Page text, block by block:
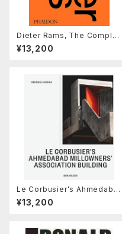
Dieter Rams, The Complet
e Works
¥13,200
Le Corbusier's Ahmedaba
d Millowners' Association
Building : Between The Be
¥13,200